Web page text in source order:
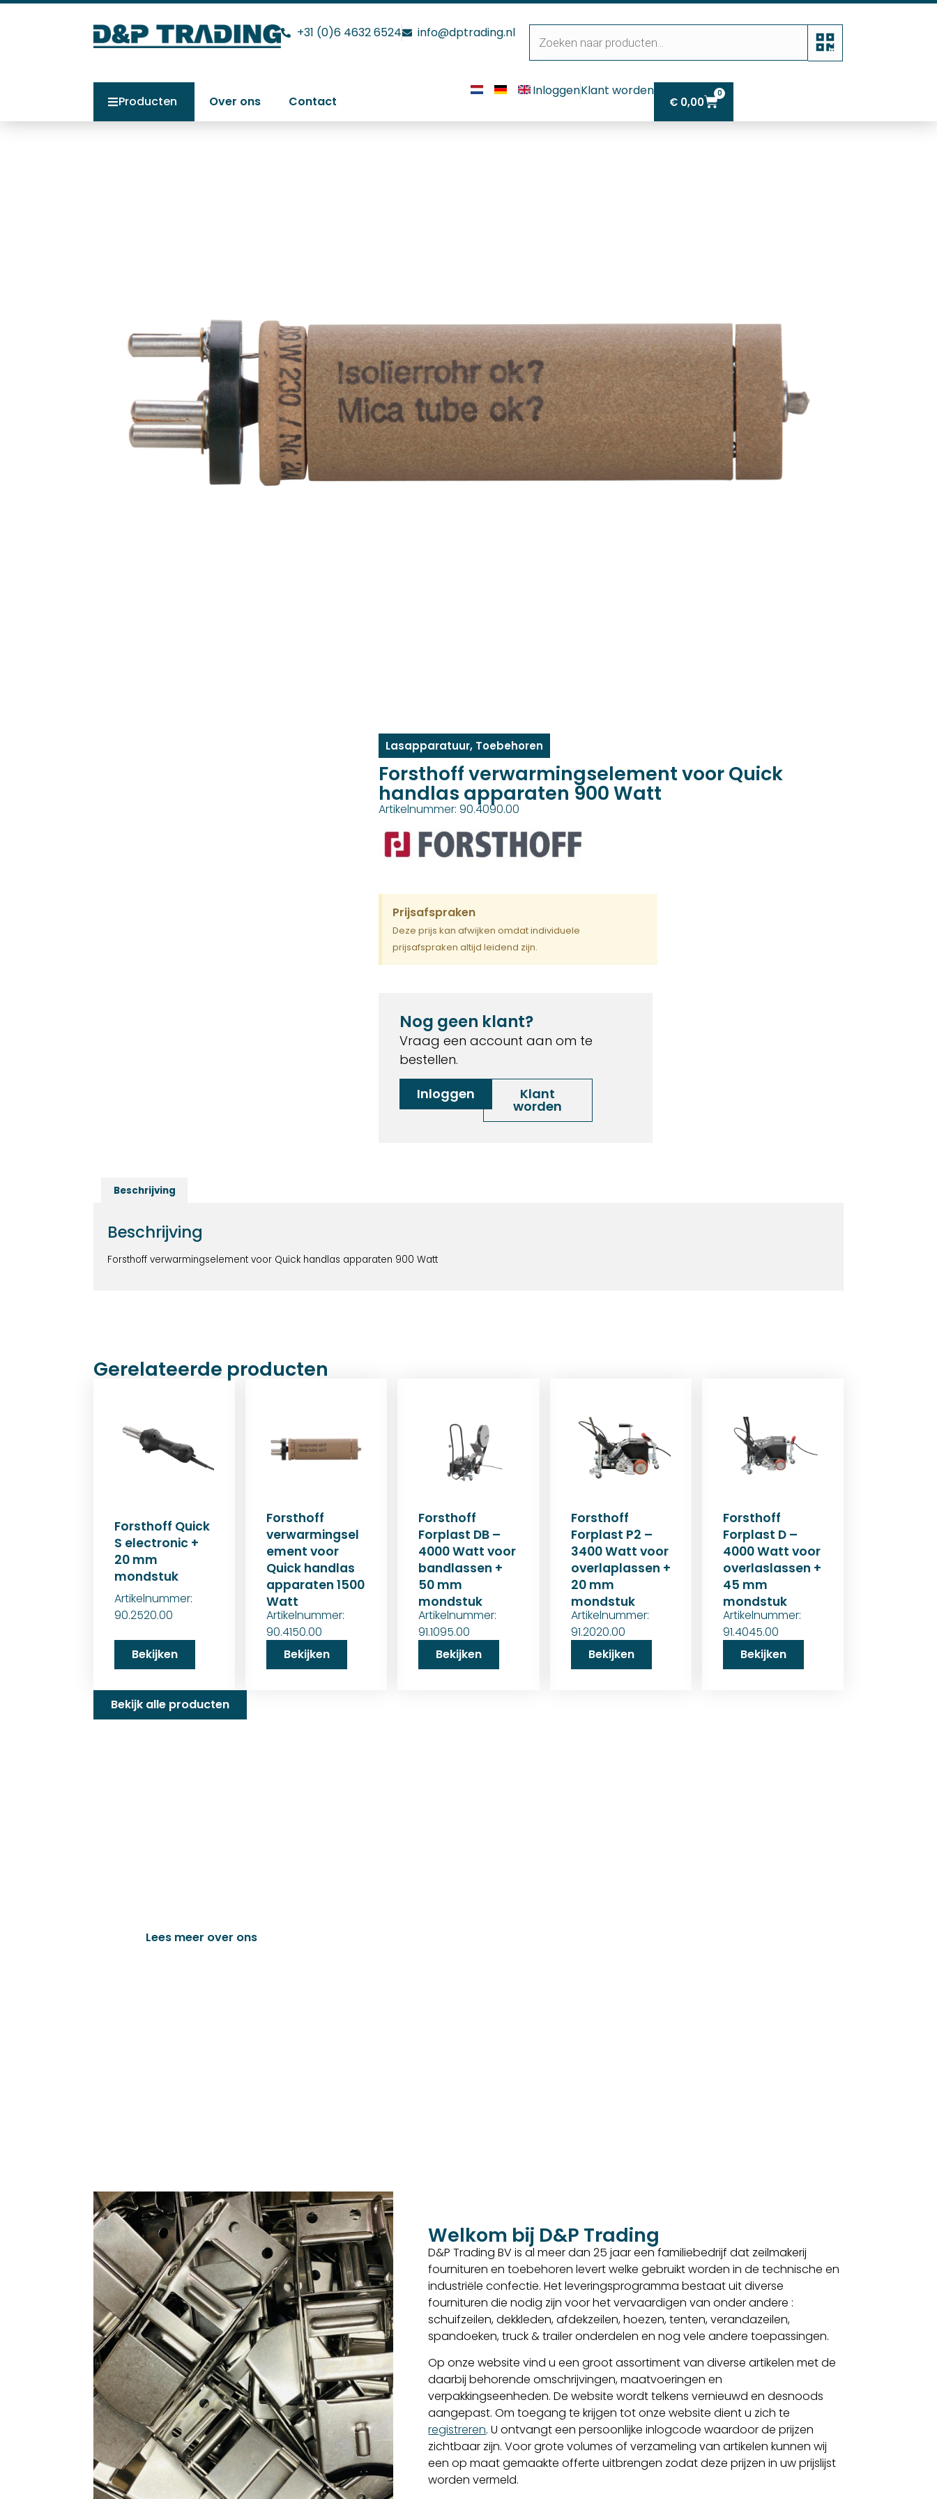
+31 (0)6 4632 6524 info@dptrading.nl
Producten Over ons Contact
InloggenKlant worden
€ 0,00
0
Lasapparatuur, Toebehoren
Forsthoff verwarmingselement voor Quick
handlas apparaten 900 Watt
Artikelnummer: 90.4090.00
Prijsafspraken
Deze prijs kan afwijken omdat individuele
prijsafspraken altijd leidend zijn.
Nog geen klant?
Vraag een account aan om te
bestellen.
Inloggen
Klant
worden
Beschrijving
Beschrijving
Forsthoff verwarmingselement voor Quick handlas apparaten 900 Watt
Gerelateerde producten
Forsthoff Quick
S electronic +
20 mm
mondstuk
Artikelnummer:
90.2520.00
Bekijken
Forsthoff
verwarmingsel
ement voor
Quick handlas
apparaten 1500
Watt
Artikelnummer:
90.4150.00
Bekijken
Forsthoff
Forplast DB –
4000 Watt voor
bandlassen +
50 mm
mondstuk
Artikelnummer:
91.1095.00
Bekijken
Forsthoff
Forplast P2 –
3400 Watt voor
overlaplassen +
20 mm
mondstuk
Artikelnummer:
91.2020.00
Bekijken
Forsthoff
Forplast D –
4000 Watt voor
overlaslassen +
45 mm
mondstuk
Artikelnummer:
91.4045.00
Bekijken
Bekijk alle producten
Lees meer over ons
Welkom bij D&P Trading
D&P Trading BV is al meer dan 25 jaar een familiebedrijf dat zeilmakerij
fournituren en toebehoren levert welke gebruikt worden in de technische en
industriële confectie. Het leveringsprogramma bestaat uit diverse
fournituren die nodig zijn voor het vervaardigen van onder andere :
schuifzeilen, dekkleden, afdekzeilen, hoezen, tenten, verandazeilen,
spandoeken, truck & trailer onderdelen en nog vele andere toepassingen.
Op onze website vind u een groot assortiment van diverse artikelen met de
daarbij behorende omschrijvingen, maatvoeringen en
verpakkingseenheden. De website wordt telkens vernieuwd en desnoods
aangepast. Om toegang te krijgen tot onze website dient u zich te
registreren. U ontvangt een persoonlijke inlogcode waardoor de prijzen
zichtbaar zijn. Voor grote volumes of verzameling van artikelen kunnen wij
een op maat gemaakte offerte uitbrengen zodat deze prijzen in uw prijslijst
worden vermeld.